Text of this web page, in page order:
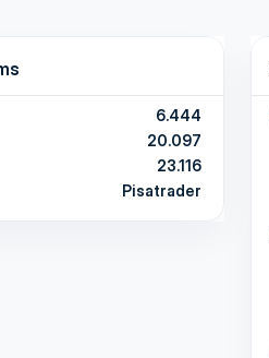
6.444
20.097
23.116
Pisatrader